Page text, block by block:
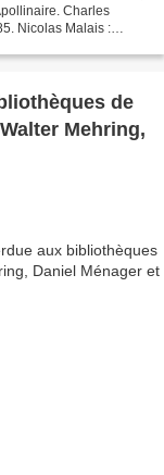
Charles
Nicolas Malais :
de
Mehring,